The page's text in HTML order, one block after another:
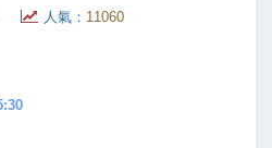
人氣： 11060